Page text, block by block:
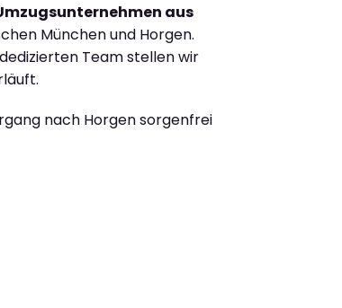
aus
München und Horgen.
Team stellen wir
nach Horgen sorgenfrei